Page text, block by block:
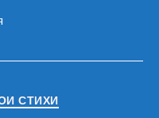
СТИХИ